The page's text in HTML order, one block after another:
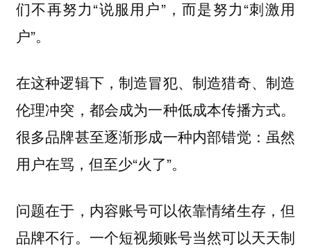
们不再努力“说服用户”，而是努力“刺激用
户”。
在这种逻辑下，制造冒犯、制造猎奇、制造
伦理冲突，都会成为一种低成本传播方式。
很多品牌甚至逐渐形成一种内部错觉：虽然
用户在骂，但至少“火了”。
问题在于， 内容账号可以依靠情绪生存，但
品牌不行。 一个短视频账号当然可以天天制